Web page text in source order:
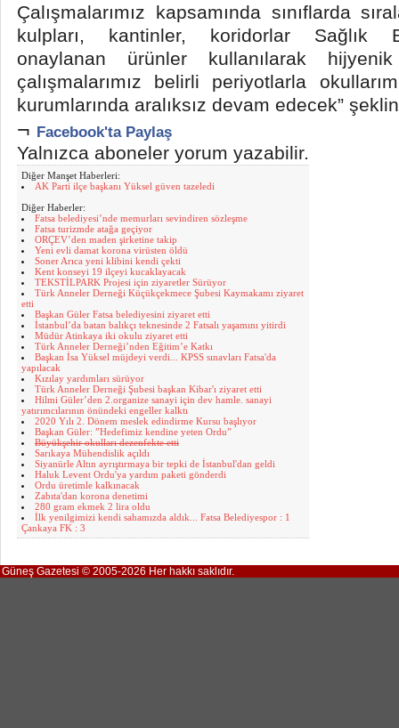
Çalışmalarımız kapsamında sınıflarda
kulpları, kantinler, koridorlar Sağlık
onaylanan ürünler kullanılarak
çalışmalarımız belirli periyotlarla
kurumlarında aralıksız devam edecek”
¬ Facebook'ta Paylaş
Yalnızca aboneler yorum yazabilir.
Diğer Manşet Haberleri:
AK Parti ilçe başkanı Yüksel güven tazeledi
Diğer Haberler:
Fatsa belediyesi’nde memurları sevindiren sözleşme
Fatsa turizmde atağa geçiyor
ORÇEV’den maden şirketine takip
Yeni evli damat korona virüsten öldü
Soner Arıca yeni klibini kendi çekti
Kent konseyi 19 ilçeyi kucaklayacak
TEKSTİLPARK Projesi için ziyaretler Sürüyor
Türk Anneler Derneği Küçükçekmece Şubesi Kaymakamı ziyaret
etti
Başkan Güler Fatsa belediyesini ziyaret etti
İstanbul’da batan balıkçı teknesinde 2 Fatsalı yaşamını yitirdi
Müdür Atinkaya iki okulu ziyaret etti
Türk Anneler Derneği’nden Eğitim’e Katkı
Başkan İsa Yüksel müjdeyi verdi... KPSS sınavları Fatsa'da
yapılacak
Kızılay yardımları sürüyor
Türk Anneler Derneği Şubesi başkan Kibar'ı ziyaret etti
Hilmi Güler’den 2.organize sanayi için dev hamle. sanayi
yatırımcılarının önündeki engeller kalktı
2020 Yılı 2. Dönem meslek edindirme Kursu başlıyor
Başkan Güler: ”Hedefimiz kendine yeten Ordu”
Büyükşehir okulları dezenfekte etti
Sarıkaya Mühendislik açıldı
Siyanürle Altın ayrıştırmaya bir tepki de İstanbul'dan geldi
Haluk Levent Ordu'ya yardım paketi gönderdi
Ordu üretimle kalkınacak
Zabıta'dan korona denetimi
280 gram ekmek 2 lira oldu
İlk yenilgimizi kendi sahamızda aldık... Fatsa Belediyespor : 1
Çankaya FK : 3
Güneş Gazetesi © 2005-2026 Her hakkı saklıdır.